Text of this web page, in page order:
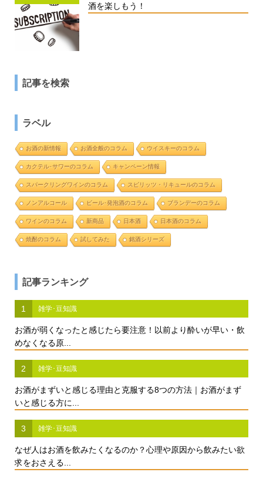
酒を楽しもう！
記事を検索
ラベル
お酒の新情報 お酒全般のコラム ウイスキーのコラム
カクテル･サワーのコラム キャンペーン情報
スパークリングワインのコラム スピリッツ・リキュールのコラム
ノンアルコール ビール･発泡酒のコラム ブランデーのコラム
ワインのコラム 新商品 日本酒 日本酒のコラム
焼酎のコラム 試してみた 銘酒シリーズ
記事ランキング
1 雑学･豆知識
お酒が弱くなったと感じたら要注意！以前より酔いが早い・飲
めなくなる原...
2 雑学･豆知識
お酒がまずいと感じる理由と克服する8つの方法｜お酒がまず
いと感じる方に...
3 雑学･豆知識
なぜ人はお酒を飲みたくなるのか？心理や原因から飲みたい欲
求をおさえる...